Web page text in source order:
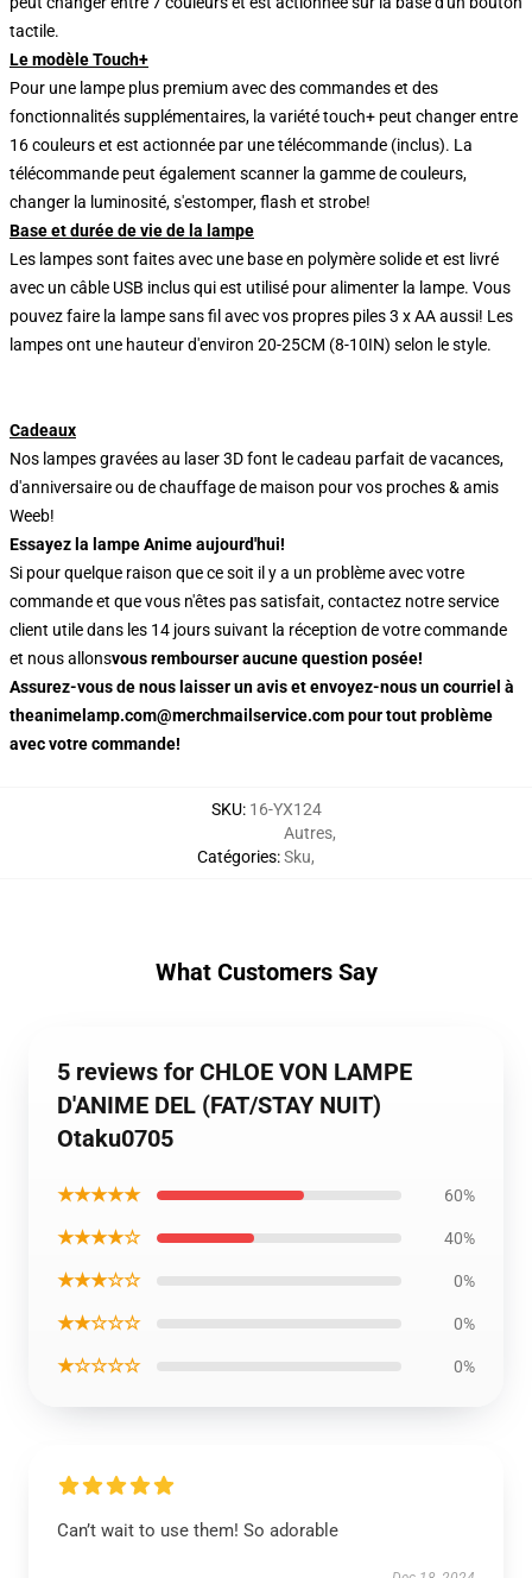
tactile.
Le modèle Touch+
Pour une lampe plus premium avec des commandes et des
fonctionnalités supplémentaires, la variété touch+ peut changer entre
16 couleurs et est actionnée par une télécommande (inclus). La
télécommande peut également scanner la gamme de couleurs,
changer la luminosité, s'estomper, flash et strobe!
Base et durée de vie de la lampe
Les lampes sont faites avec une base en polymère solide et est livré
avec un câble USB inclus qui est utilisé pour alimenter la lampe. Vous
pouvez faire la lampe sans fil avec vos propres piles 3 x AA aussi! Les
lampes ont une hauteur d'environ 20-25CM (8-10IN) selon le style.
Cadeaux
Nos lampes gravées au laser 3D font le cadeau parfait de vacances,
d'anniversaire ou de chauffage de maison pour vos proches & amis
Weeb!
Essayez la lampe Anime aujourd'hui!
Si pour quelque raison que ce soit il y a un problème avec votre
commande et que vous n'êtes pas satisfait, contactez notre service
client utile dans les 14 jours suivant la réception de votre commande
et nous allonsvous rembourser aucune question posée!
Assurez-vous de nous laisser un avis et envoyez-nous un courriel à
theanimelamp.com@merchmailservice.com pour tout problème
avec votre commande!
SKU: 16-YX124
Catégories:
Autres,
Sku,
What Customers Say
5 reviews for CHLOE VON LAMPE
D'ANIME DEL (FAT/STAY NUIT)
Otaku0705
★★★★★ 60%
★★★★☆ 40%
★★★☆☆ 0%
★★☆☆☆ 0%
★☆☆☆☆ 0%
Can’t wait to use them! So adorable